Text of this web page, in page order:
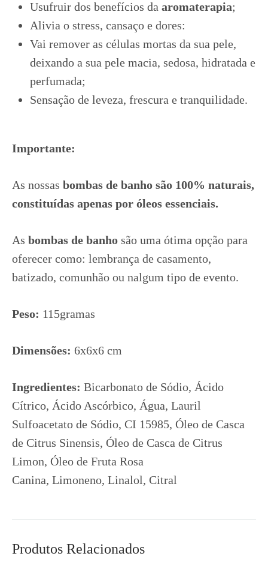
Usufruir dos benefícios da aromaterapia;
Alivia o stress, cansaço e dores:
Vai remover as células mortas da sua pele,
deixando a sua pele macia, sedosa, hidratada e
perfumada;
Sensação de leveza, frescura e tranquilidade.
Importante:
As nossas bombas de banho são 100% naturais,
constituídas apenas por óleos essenciais.
As bombas de banho são uma ótima opção para
oferecer como: lembrança de casamento,
batizado, comunhão ou nalgum tipo de evento.
Peso: 115gramas
Dimensões: 6x6x6 cm
Ingredientes: Bicarbonato de Sódio, Ácido
Cítrico, Ácido Ascórbico, Água, Lauril
Sulfoacetato de Sódio, CI 15985, Óleo de Casca
de Citrus Sinensis, Óleo de Casca de Citrus
Limon, Óleo de Fruta Rosa
Canina, Limoneno, Linalol, Citral
Produtos Relacionados